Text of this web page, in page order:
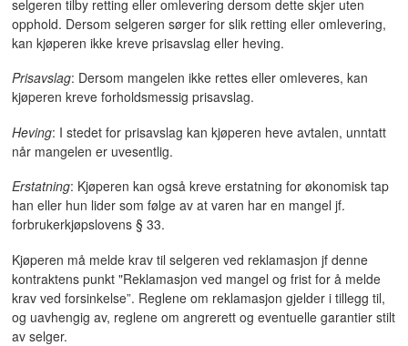
selgeren tilby retting eller omlevering dersom dette skjer uten
opphold. Dersom selgeren sørger for slik retting eller omlevering,
kan kjøperen ikke kreve prisavslag eller heving.
Prisavslag: Dersom mangelen ikke rettes eller omleveres, kan
kjøperen kreve forholdsmessig prisavslag.
Heving: I stedet for prisavslag kan kjøperen heve avtalen, unntatt
når mangelen er uvesentlig.
Erstatning: Kjøperen kan også kreve erstatning for økonomisk tap
han eller hun lider som følge av at varen har en mangel jf.
forbrukerkjøpslovens § 33.
Kjøperen må melde krav til selgeren ved reklamasjon jf denne
kontraktens punkt "Reklamasjon ved mangel og frist for å melde
krav ved forsinkelse”. Reglene om reklamasjon gjelder i tillegg til,
og uavhengig av, reglene om angrerett og eventuelle garantier stilt
av selger.